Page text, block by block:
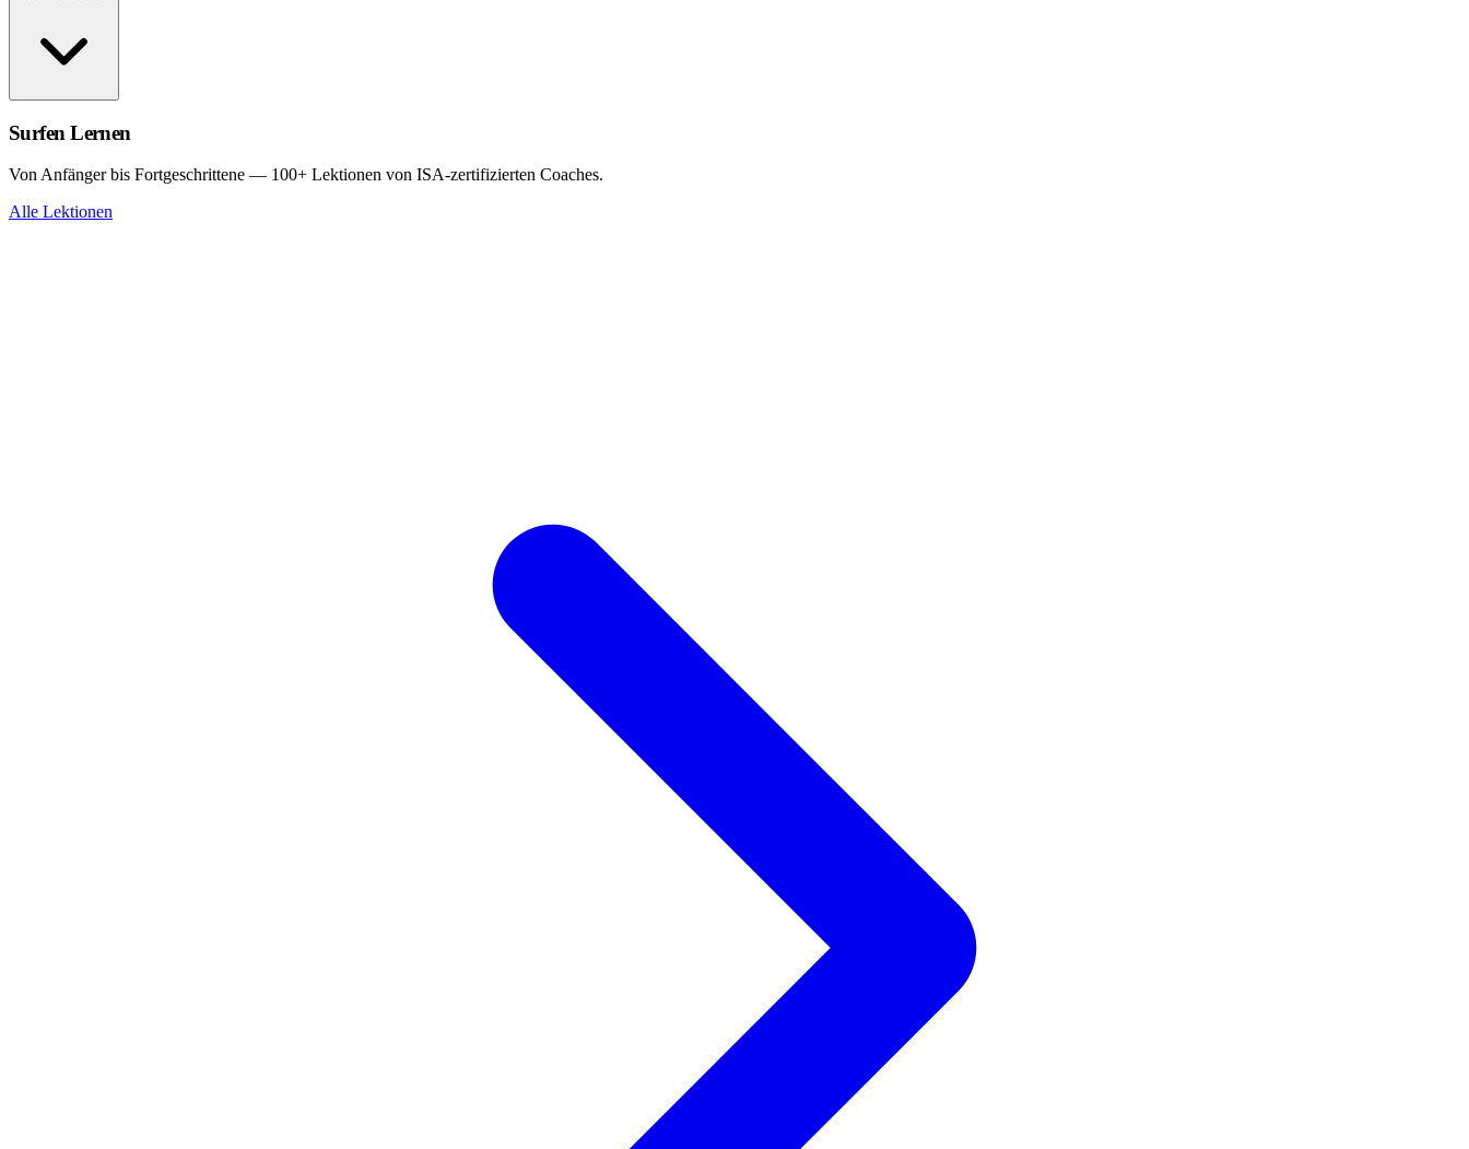
Surfen Lernen
Von Anfänger bis Fortgeschrittene — 100+ Lektionen von ISA-zertifizierten Coaches.
Alle Lektionen